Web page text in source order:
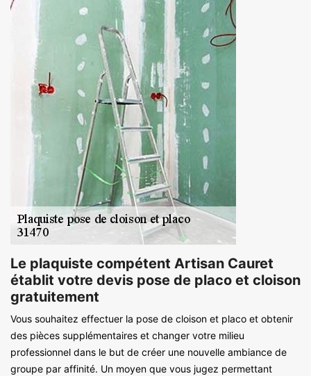
Le plaquiste compétent Artisan Cauret
établit votre devis pose de placo et cloison
gratuitement
Vous souhaitez effectuer la pose de cloison et placo et obtenir
des pièces supplémentaires et changer votre milieu
professionnel dans le but de créer une nouvelle ambiance de
groupe par affinité. Un moyen que vous jugez permettant